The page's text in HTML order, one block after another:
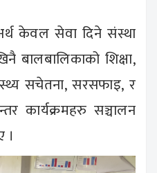
केवल सेवा दिने संस्था
बालबालिकाको शिक्षा,
सचेतना, सरसफाइ, र
कार्यक्रमहरु सञ्चालन
।